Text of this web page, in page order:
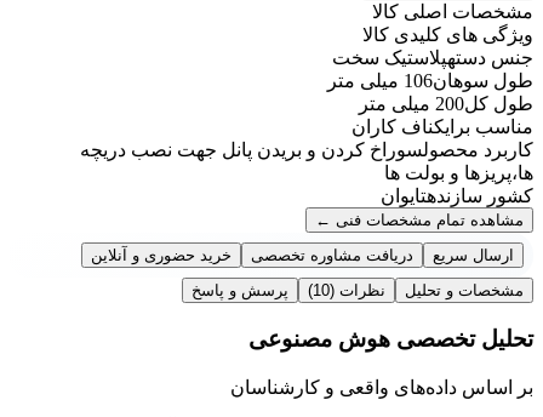
مشخصات اصلی کالا
ویژگی های کلیدی کالا
جنس دستهپلاستیک سخت
طول سوهان106 میلی متر
طول کل200 میلی متر
مناسب برایکناف کاران
کاربرد محصولسوراخ کردن و بریدن پانل جهت نصب دریچه
ها،پریزها و بولت ها
کشور سازندهتایوان
مشاهده تمام مشخصات فنی ←
ارسال سریع
دریافت مشاوره تخصصی
خرید حضوری و آنلاین
مشخصات و تحلیل
نظرات (10) پرسش و پاسخ
تحلیل تخصصی هوش مصنوعی
بر اساس داده‌های واقعی و کارشناسان